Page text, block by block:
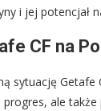
i jej potencjał
CF na
sytuację
ale